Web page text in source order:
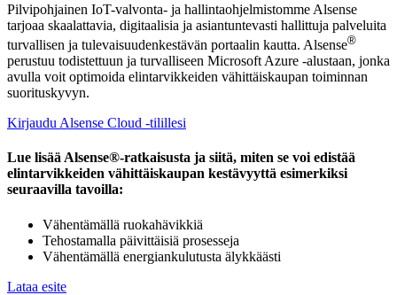
Pilvipohjainen IoT-valvonta- ja hallintaohjelmistomme Alsense
tarjoaa skaalattavia, digitaalisia ja asiantuntevasti hallittuja palveluita
turvallisen ja tulevaisuudenkestävän portaalin kautta. Alsense®
perustuu todistettuun ja turvalliseen Microsoft Azure -alustaan, jonka
avulla voit optimoida elintarvikkeiden vähittäiskaupan toiminnan
suorituskyvyn.
Kirjaudu Alsense Cloud -tilillesi
Lue lisää Alsense®‑ratkaisusta ja siitä, miten se voi edistää
elintarvikkeiden vähittäiskaupan kestävyyttä esimerkiksi
seuraavilla tavoilla:
Vähentämällä ruokahävikkiä
Tehostamalla päivittäisiä prosesseja
Vähentämällä energiankulutusta älykkäästi
Lataa esite